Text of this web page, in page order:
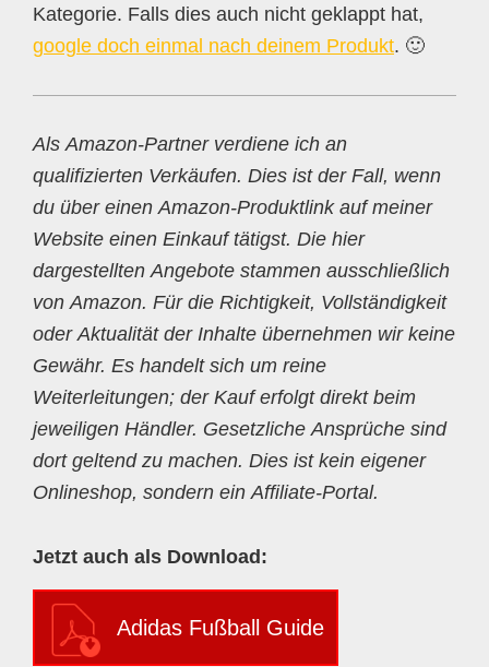
Kategorie. Falls dies auch nicht geklappt hat,
google doch einmal nach deinem Produkt. 🙂
Als Amazon-Partner verdiene ich an
qualifizierten Verkäufen. Dies ist der Fall, wenn
du über einen Amazon-Produktlink auf meiner
Website einen Einkauf tätigst. Die hier
dargestellten Angebote stammen ausschließlich
von Amazon. Für die Richtigkeit, Vollständigkeit
oder Aktualität der Inhalte übernehmen wir keine
Gewähr. Es handelt sich um reine
Weiterleitungen; der Kauf erfolgt direkt beim
jeweiligen Händler. Gesetzliche Ansprüche sind
dort geltend zu machen. Dies ist kein eigener
Onlineshop, sondern ein Affiliate-Portal.
Jetzt auch als Download:
Adidas Fußball Guide